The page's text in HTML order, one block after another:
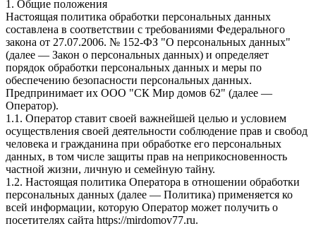
1. Общие положения
Настоящая политика обработки персональных данных
составлена в соответствии с требованиями Федерального
закона от 27.07.2006. № 152-ФЗ "О персональных данных"
(далее — Закон о персональных данных) и определяет
порядок обработки персональных данных и меры по
обеспечению безопасности персональных данных.
Предпринимает их ООО "СК Мир домов 62" (далее —
Оператор).
1.1. Оператор ставит своей важнейшей целью и условием
осуществления своей деятельности соблюдение прав и свобод
человека и гражданина при обработке его персональных
данных, в том числе защиты прав на неприкосновенность
частной жизни, личную и семейную тайну.
1.2. Настоящая политика Оператора в отношении обработки
персональных данных (далее — Политика) применяется ко
всей информации, которую Оператор может получить о
посетителях сайта https://mirdomov77.ru.